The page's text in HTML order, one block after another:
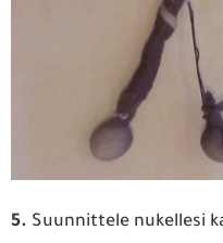
5. Suunnittele nukellesi